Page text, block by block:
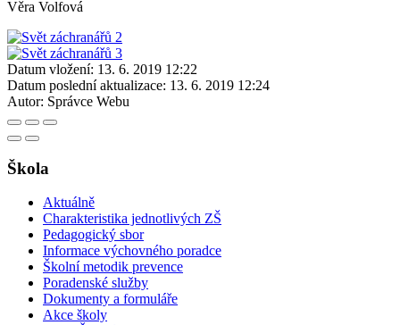
Věra Volfová
Datum vložení: 13. 6. 2019 12:22
Datum poslední aktualizace: 13. 6. 2019 12:24
Autor: Správce Webu
Škola
Aktuálně
Charakteristika jednotlivých ZŠ
Pedagogický sbor
Informace výchovného poradce
Školní metodik prevence
Poradenské služby
Dokumenty a formuláře
Akce školy